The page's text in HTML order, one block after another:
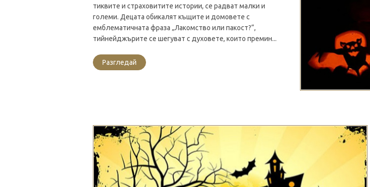
тиквите и страховитите истории, се радват малки и
големи. Децата обикалят къщите и домовете с
емблематичната фраза „Лакомство или пакост?“,
тийнейджърите се шегуват с духовете, които премин...
Разгледай